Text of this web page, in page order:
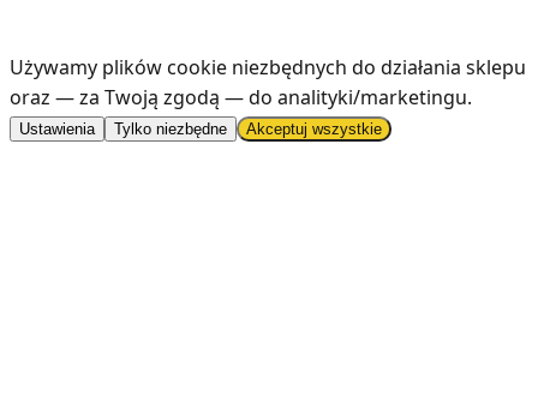
Używamy plików cookie niezbędnych do działania sklepu
oraz — za Twoją zgodą — do analityki/marketingu.
Ustawienia Tylko niezbędne Akceptuj wszystkie